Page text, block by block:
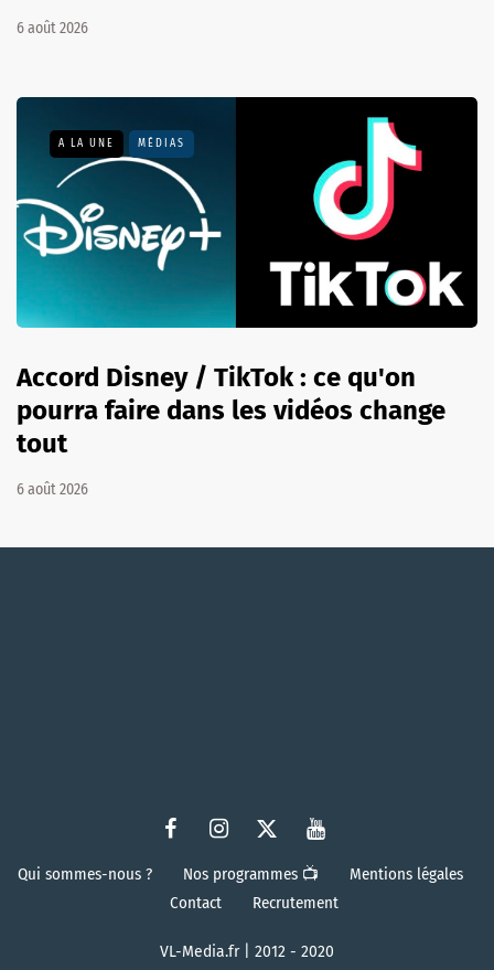
6 août 2026
A LA UNE MÉDIAS
Accord Disney / TikTok : ce qu'on
pourra faire dans les vidéos change
tout
6 août 2026
Qui sommes-nous ? Nos programmes 📺
Mentions légales
Contact
Recrutement
VL-Media.fr | 2012 - 2020